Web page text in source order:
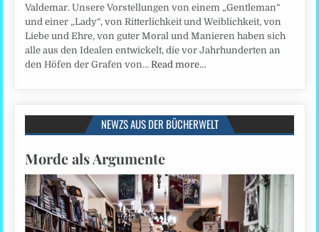
Valdemar. Unsere Vorstellungen von einem „Gentleman“
und einer „Lady“, von Ritterlichkeit und Weiblichkeit, von
Liebe und Ehre, von guter Moral und Manieren haben sich
alle aus den Idealen entwickelt, die vor Jahrhunderten an
den Höfen der Grafen von…Read more…
NEWZS AUS DER BÜCHERWELT
Morde als Argumente